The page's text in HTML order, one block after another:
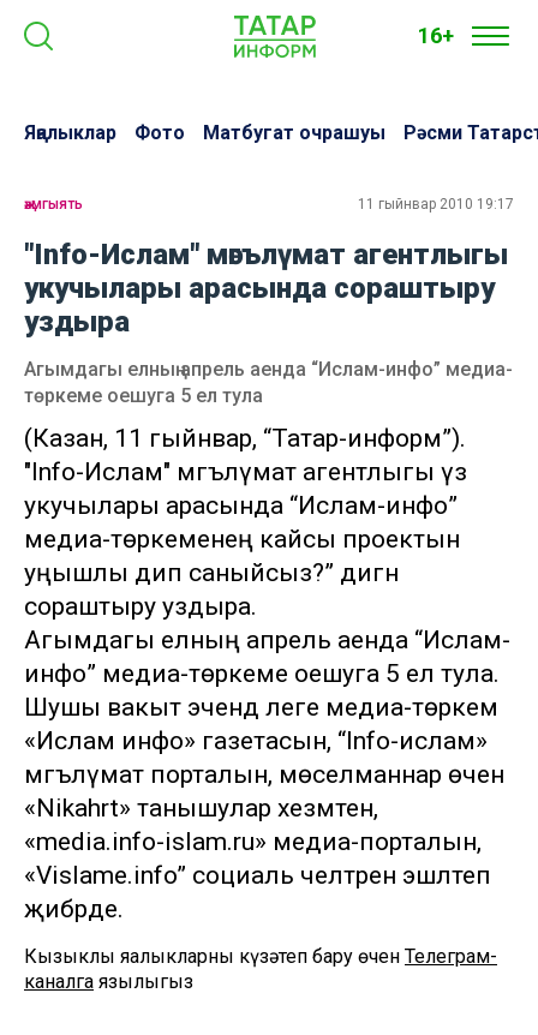
16+
Яңалыклар Фото Матбугат очрашуы Рәсми
җәмгыять 11 гыйнвар 2010 19:17
"Info-Ислам" мәгълүмат агентлыгы
укучылары арасында сораштыру
уздыра
Агымдагы елның апрель аенда “Ислам-инфо” медиа-
төркеме оешуга 5 ел тула
(Казан, 11 гыйнвар, “Татар-информ”).
"Info-Ислам" мәгълүмат агентлыгы үз
укучылары арасында “Ислам-инфо”
медиа-төркеменең кайсы проектын
уңышлы дип саныйсыз?” дигән
сораштыру уздыра.
Агымдагы елның апрель аенда “Ислам-
инфо” медиа-төркеме оешуга 5 ел тула.
Шушы вакыт эчендә әлеге медиа-төркем
«Ислам инфо» газетасын, “Info-ислам»
мәгълүмат порталын, мөселманнар өчен
«Nikahrt» танышулар хезмәтен,
«media.info-islam.ru» медиа-порталын,
«Vislame.info” социаль челтәрен эшләтеп
җибәрде.
Кызыклы яңалыкларны күзәтеп бару өчен Телеграм-
каналга язылыгыз